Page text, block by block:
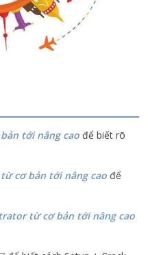
tới nâng cao để biết rõ
cơ bản tới nâng cao để
từ cơ bản tới nâng cao